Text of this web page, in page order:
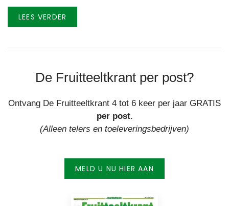
LEES VERDER
De Fruitteeltkrant per post?
Ontvang De Fruitteeltkrant 4 tot 6 keer per jaar GRATIS
per post.
(Alleen telers en toeleveringsbedrijven)
MELD U NU HIER AAN